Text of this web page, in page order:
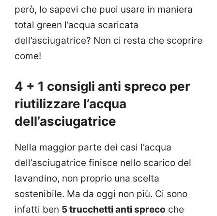
però, lo sapevi che puoi usare in maniera
total green l’acqua scaricata
dell’asciugatrice? Non ci resta che scoprire
come!
4 + 1 consigli anti spreco per
riutilizzare l’acqua
dell’asciugatrice
Nella maggior parte dei casi l’acqua
dell’asciugatrice finisce nello scarico del
lavandino, non proprio una scelta
sostenibile. Ma da oggi non più. Ci sono
infatti ben 5 trucchetti anti spreco che